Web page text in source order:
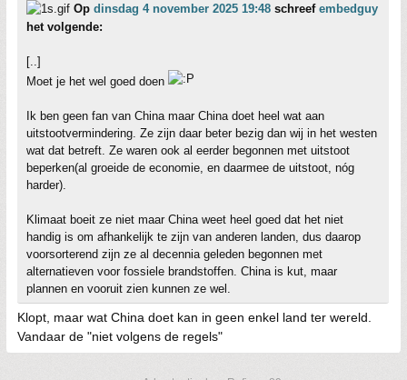
Op dinsdag 4 november 2025 19:48 schreef embedguy
het volgende:
[..]
Moet je het wel goed doen
Ik ben geen fan van China maar China doet heel wat aan
uitstootvermindering. Ze zijn daar beter bezig dan wij in het westen
wat dat betreft. Ze waren ook al eerder begonnen met uitstoot
beperken(al groeide de economie, en daarmee de uitstoot, nóg
harder).
Klimaat boeit ze niet maar China weet heel goed dat het niet
handig is om afhankelijk te zijn van anderen landen, dus daarop
voorsorterend zijn ze al decennia geleden begonnen met
alternatieven voor fossiele brandstoffen. China is kut, maar
plannen en vooruit zien kunnen ze wel.
Klopt, maar wat China doet kan in geen enkel land ter wereld.
Vandaar de "niet volgens de regels"